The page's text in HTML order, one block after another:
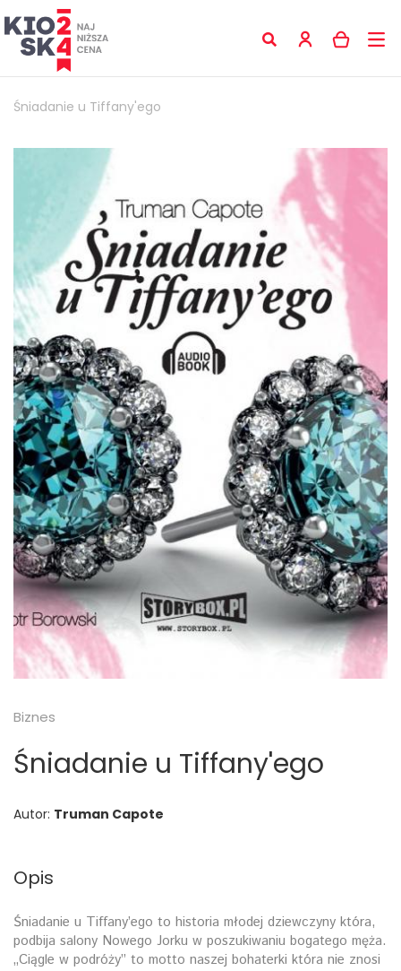
Śniadanie u Tiffany'ego
Biznes
Śniadanie u Tiffany'ego
Autor: Truman Capote
Opis
Śniadanie u Tiffany’ego to historia młodej dziewczyny która,
podbija salony Nowego Jorku w poszukiwaniu bogatego męża.
„Ciągle w podróży” to motto naszej bohaterki która nie znosi